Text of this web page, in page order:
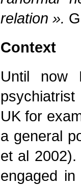
relation ».
Context
Until now
UK for
a general
et al
engaged